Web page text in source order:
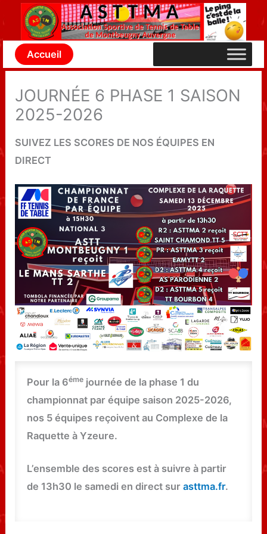
contenu
Accueil
JOURNÉE 6 PHASE 1 SAISON
2025-2026
SUIVEZ LES SCORES DE NOS ÉQUIPES EN
DIRECT
Pour la 6éme journée de la phase 1 du
championnat par équipe saison 2025-2026,
nos 5 équipes reçoivent au Complexe de la
Raquette à Yzeure.
L’ensemble des scores est à suivre à partir
de 13h30 le samedi en direct surasttma.fr.